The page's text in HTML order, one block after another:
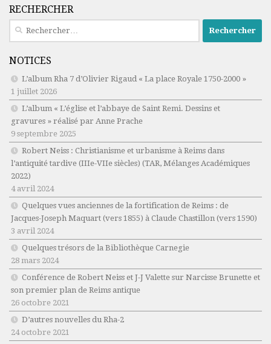
RECHERCHER
Rechercher :
NOTICES
L’album Rha 7 d’Olivier Rigaud « La place Royale 1750-2000 »
1 juillet 2026
L’album « L’église et l’abbaye de Saint Remi. Dessins et
gravures » réalisé par Anne Prache
9 septembre 2025
Robert Neiss : Christianisme et urbanisme à Reims dans
l’antiquité tardive (IIIe-VIIe siècles) (TAR, Mélanges Académiques
2022)
4 avril 2024
Quelques vues anciennes de la fortification de Reims : de
Jacques-Joseph Maquart (vers 1855) à Claude Chastillon (vers 1590)
3 avril 2024
Quelques trésors de la Bibliothèque Carnegie
28 mars 2024
Conférence de Robert Neiss et J-J Valette sur Narcisse Brunette et
son premier plan de Reims antique
26 octobre 2021
D’autres nouvelles du Rha-2
24 octobre 2021